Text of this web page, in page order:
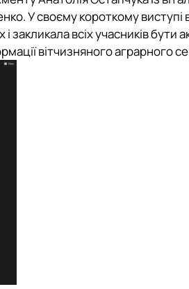
У своєму короткому виступі
закликала всіх учасників бути
вітчизняного аграрного